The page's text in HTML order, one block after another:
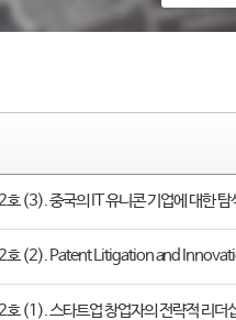
(3). 중국의 IT 유니콘 기업에 대한 탐
호 (2). Patent Litigation and
호 (1). 스타트업 창업자의 전략적 리더